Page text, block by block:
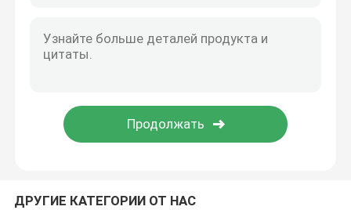
Олигосинтезные реагенты
Средство доставки
ДРУГИЕ КАТЕГОРИИ ОТ НАС